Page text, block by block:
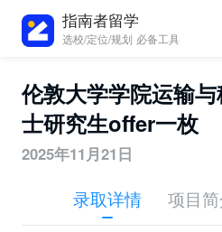
指南者留学
选校/定位/规划 必备工具
伦敦大学学院运输
士研究生offer一枚
2025年11月21日
录取详情 项目